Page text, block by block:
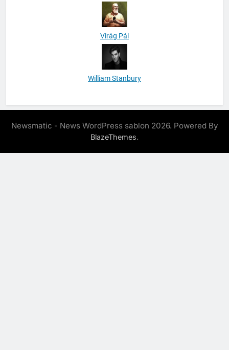
Virág Pál
William Stanbury
Newsmatic - News WordPress sablon 2026. Powered By